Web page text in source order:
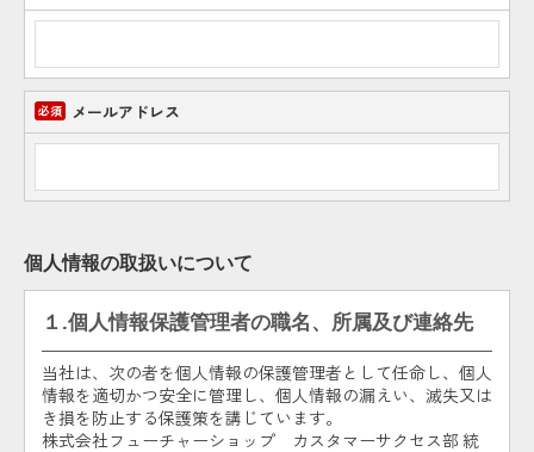
メールアドレス
個人情報の取扱いについて
１.個人情報保護管理者の職名、所属及び連絡先
当社は、次の者を個人情報の保護管理者として任命し、個人
情報を適切かつ安全に管理し、個人情報の漏えい、滅失又は
き損を防止する保護策を講じています。
株式会社フューチャーショップ カスタマーサクセス部 統